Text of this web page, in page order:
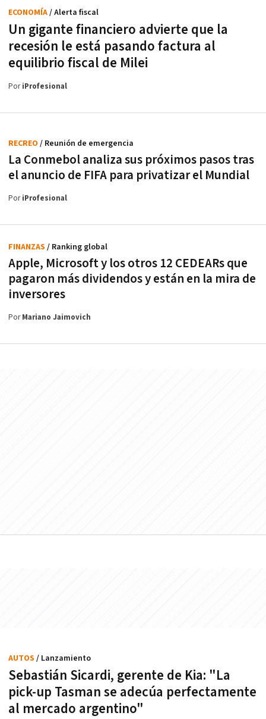
Un gigante financiero advierte que la
recesión le está pasando factura al
equilibrio fiscal de Milei
ECONOMÍA/ Alerta fiscal
PoriProfesional
La Conmebol analiza sus próximos pasos tras
el anuncio de FIFA para privatizar el Mundial
RECREO / Reunión de emergencia
PoriProfesional
Apple, Microsoft y los otros 12 CEDEARs que
pagaron más dividendos y están en la mira de
inversores
FINANZAS / Ranking global
PorMariano Jaimovich
Sebastián Sicardi, gerente de Kia: "La
pick-up Tasman se adecúa perfectamente
al mercado argentino"
AUTOS / Lanzamiento